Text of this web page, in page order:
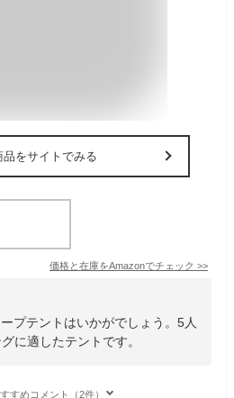
品をサイトでみる
価格と在庫をAmazonでチェック >>
プテントはいかがでしょう。5人
に適したテントです。
すめコメント（2件）